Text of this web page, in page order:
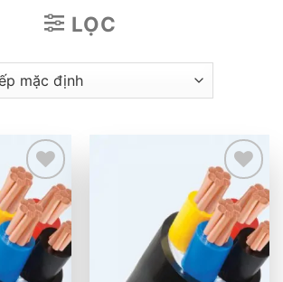
LỌC
Add to
wishlist
Add to
wishlist